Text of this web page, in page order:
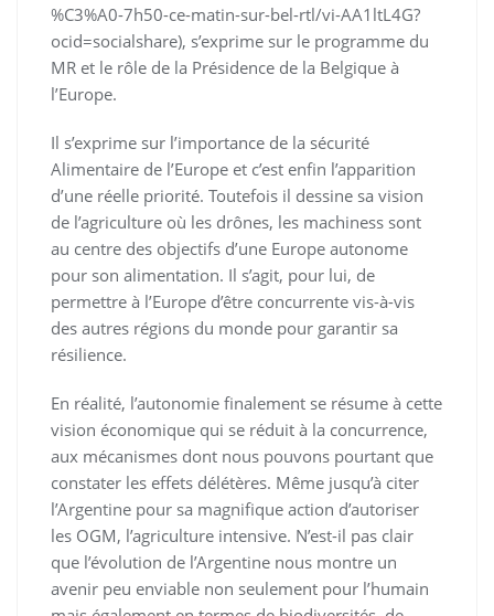
%C3%A0-7h50-ce-matin-sur-bel-rtl/vi-AA1ltL4G?
ocid=socialshare), s’exprime sur le programme du
MR et le rôle de la Présidence de la Belgique à
l’Europe.
Il s’exprime sur l’importance de la sécurité
Alimentaire de l’Europe et c’est enfin l’apparition
d’une réelle priorité. Toutefois il dessine sa vision
de l’agriculture où les drônes, les machiness sont
au centre des objectifs d’une Europe autonome
pour son alimentation. Il s’agit, pour lui, de
permettre à l’Europe d’être concurrente vis-à-vis
des autres régions du monde pour garantir sa
résilience.
En réalité, l’autonomie finalement se résume à cette
vision économique qui se réduit à la concurrence,
aux mécanismes dont nous pouvons pourtant que
constater les effets délétères. Même jusqu’à citer
l’Argentine pour sa magnifique action d’autoriser
les OGM, l’agriculture intensive. N’est-il pas clair
que l’évolution de l’Argentine nous montre un
avenir peu enviable non seulement pour l’humain